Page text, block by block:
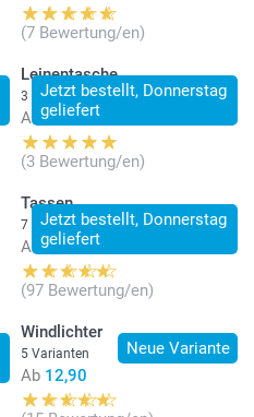
(7 Bewertung/en)
Jetzt bestellt, Donnerstag
geliefert
Leinentasche
3 Varianten
Ab 13,95
(3 Bewertung/en)
Jetzt bestellt, Donnerstag
geliefert
Tassen
7 Varianten
Ab 9,95
(97 Bewertung/en)
Neue Variante
Windlichter
5 Varianten
Ab 12,90